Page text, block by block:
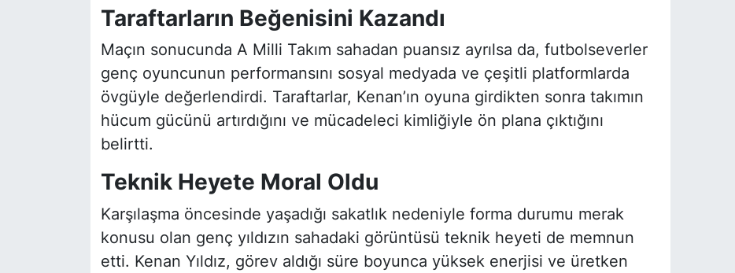
Taraftarların Beğenisini Kazandı
Maçın sonucunda A Milli Takım sahadan puansız ayrılsa da, futbolseverler
genç oyuncunun performansını sosyal medyada ve çeşitli platformlarda
övgüyle değerlendirdi. Taraftarlar, Kenan’ın oyuna girdikten sonra takımın
hücum gücünü artırdığını ve mücadeleci kimliğiyle ön plana çıktığını
belirtti.
Teknik Heyete Moral Oldu
Karşılaşma öncesinde yaşadığı sakatlık nedeniyle forma durumu merak
konusu olan genç yıldızın sahadaki görüntüsü teknik heyeti de memnun
etti. Kenan Yıldız, görev aldığı süre boyunca yüksek enerjisi ve üretken